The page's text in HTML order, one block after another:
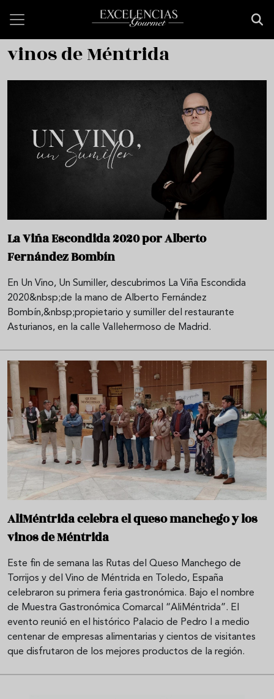
vinos de Méntrida
La Viña Escondida 2020 por Alberto
Fernández Bombín
En Un Vino, Un Sumiller, descubrimos La Viña Escondida
2020&nbsp;de la mano de Alberto Fernández
Bombín,&nbsp;propietario y sumiller del restaurante
Asturianos, en la calle Vallehermoso de Madrid.
AliMéntrida celebra el queso manchego y los
vinos de Méntrida
Este fin de semana las Rutas del Queso Manchego de
Torrijos y del Vino de Méntrida en Toledo, España
celebraron su primera feria gastronómica. Bajo el nombre
de Muestra Gastronómica Comarcal “AliMéntrida”. El
evento reunió en el histórico Palacio de Pedro I a medio
centenar de empresas alimentarias y cientos de visitantes
que disfrutaron de los mejores productos de la región.